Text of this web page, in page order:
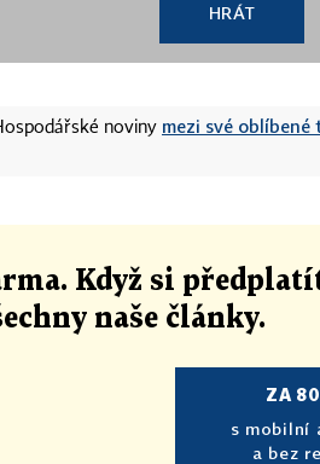
HRÁT
noviny mezi své oblíbené
Když si
naše články.
ZA
s mobilní
a bez